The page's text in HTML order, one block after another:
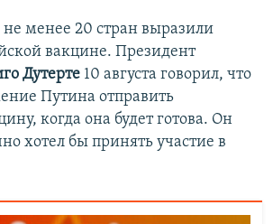
не менее 20 стран выразили
вакцине. Президент
Дутерте 10 августа говорил, что
Путина отправить
когда она будет готова. Он
хотел бы принять участие в